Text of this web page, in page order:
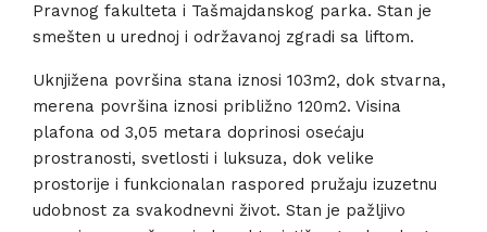
Pravnog fakulteta i Tašmajdanskog parka. Stan je
smešten u urednoj i održavanoj zgradi sa liftom.
Uknjižena površina stana iznosi 103m2, dok stvarna,
merena površina iznosi približno 120m2. Visina
plafona od 3,05 metara doprinosi osećaju
prostranosti, svetlosti i luksuza, dok velike
prostorije i funkcionalan raspored pružaju izuzetnu
udobnost za svakodnevni život. Stan je pažljivo